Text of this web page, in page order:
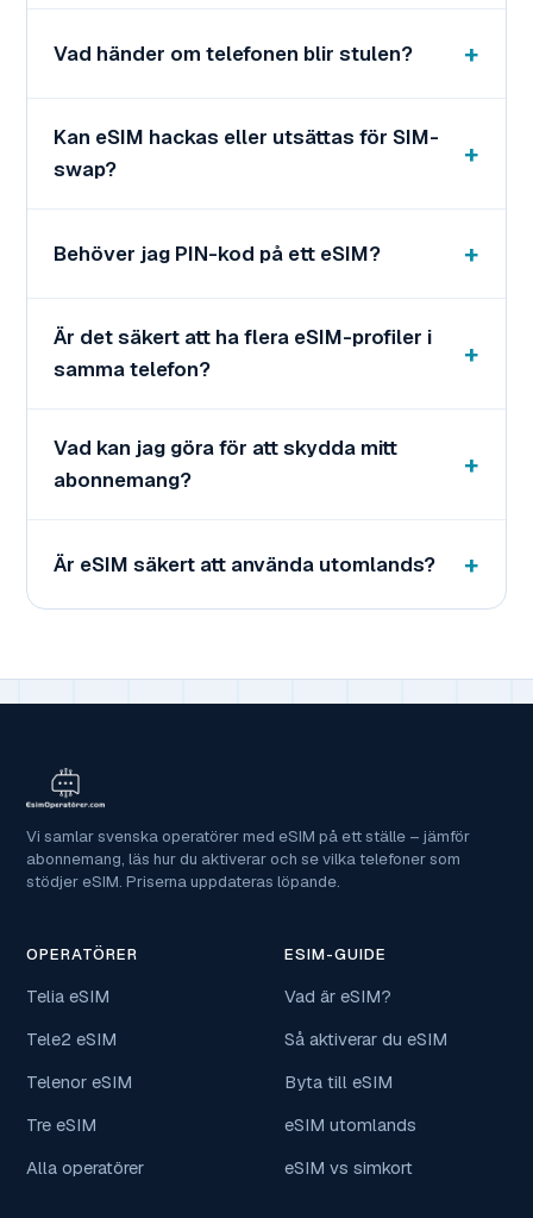
Vad händer om telefonen blir stulen?
Kan eSIM hackas eller utsättas för SIM-
swap?
Behöver jag PIN-kod på ett eSIM?
Är det säkert att ha flera eSIM-profiler i
samma telefon?
Vad kan jag göra för att skydda mitt
abonnemang?
Är eSIM säkert att använda utomlands?
Vi samlar svenska operatörer med eSIM på ett ställe – jämför
abonnemang, läs hur du aktiverar och se vilka telefoner som
stödjer eSIM. Priserna uppdateras löpande.
OPERATÖRER
Telia eSIM
Tele2 eSIM
Telenor eSIM
Tre eSIM
Alla operatörer
ESIM-GUIDE
Vad är eSIM?
Så aktiverar du eSIM
Byta till eSIM
eSIM utomlands
eSIM vs simkort